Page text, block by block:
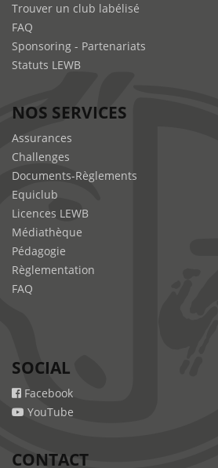
Trouver un club labélisé
FAQ
Sponsoring - Partenariats
Statuts LEWB
NOS SERVICES
Assurances
Challenges
Documents-Règlements
Equiclub
Licences LEWB
Médiathèque
Pédagogie
Règlementation
FAQ
SOCIAL
Facebook
YouTube
CONTACT